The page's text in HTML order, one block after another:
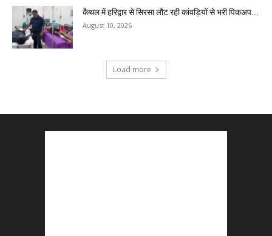
कैथल में हरिद्वार से सिरसा लौट रही कांवड़ियों से भरी पिकअप...
August 10, 2026
Load more